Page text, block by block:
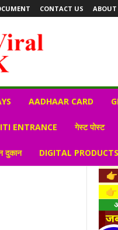
CONTACT US ABOUT
AADHAAR CARD
ENTRANCE गेस्ट पोस्ट
दुकान DIGITAL